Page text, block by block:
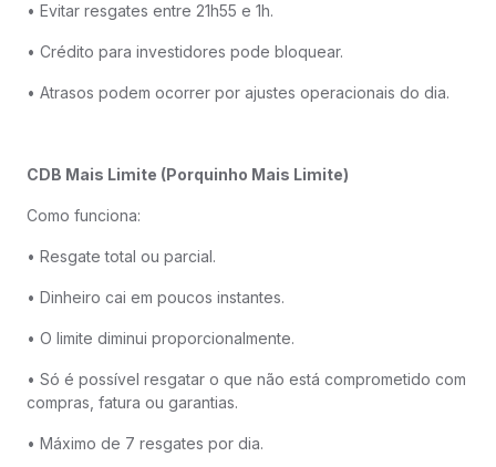
• Evitar resgates entre 21h55 e 1h.
• Crédito para investidores pode bloquear.
• Atrasos podem ocorrer por ajustes operacionais do dia.
CDB Mais Limite (Porquinho Mais Limite)
Como funciona:
• Resgate total ou parcial.
• Dinheiro cai em poucos instantes.
• O limite diminui proporcionalmente.
• Só é possível resgatar o que não está comprometido com
compras, fatura ou garantias.
• Máximo de 7 resgates por dia.